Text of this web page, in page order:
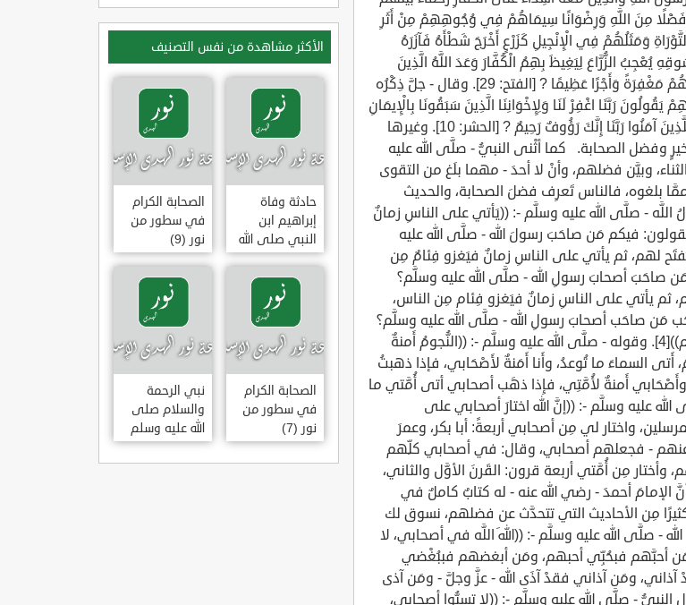
الأكثر مشاهدة من نفس التصنيف
حادثة وفاة
إبراهيم ابن
النبي صلى الله
عليه وسلم
(وقفة تأملية)
الصحابة الكرام
في سطور من
نور (9)
الصحابة الكرام
في سطور من
نور (7)
نبي الرحمة
والسلام صلى
الله عليه وسلم